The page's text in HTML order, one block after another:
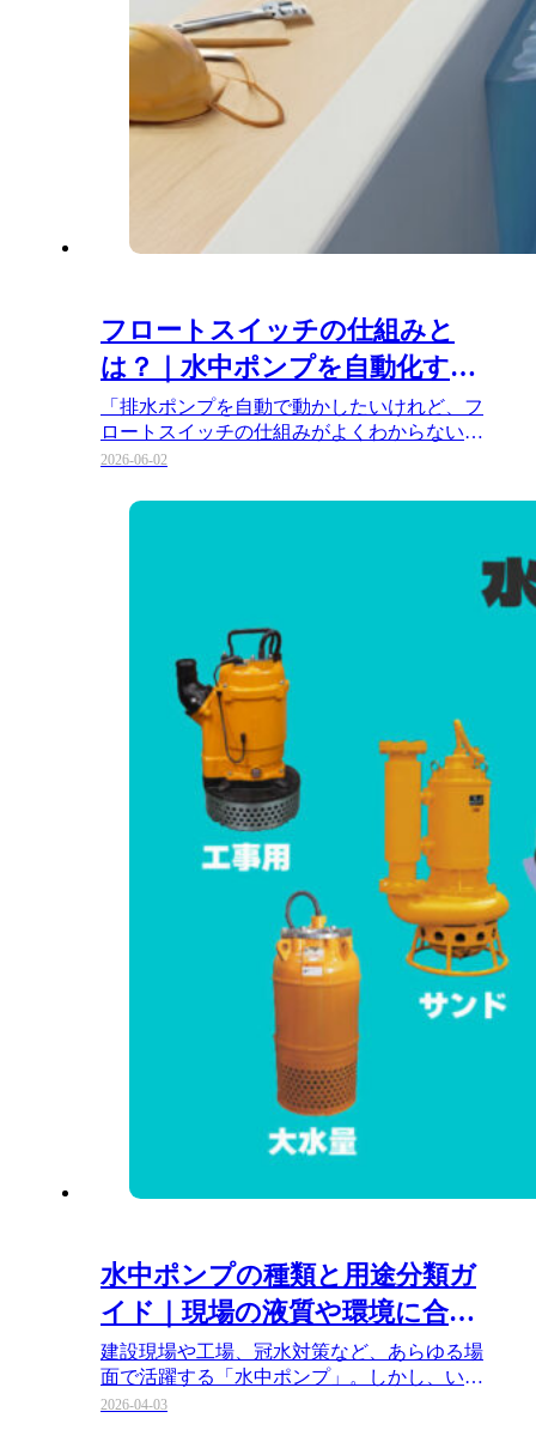
フロートスイッチの仕組みと
は？｜水中ポンプを自動化する
基礎知識
「排水ポンプを自動で動かしたいけれど、フ
ロートスイッチの仕組みがよくわからない」
「現場の環境に合った水位制御の…
2026-06-02
水中ポンプの種類と用途分類ガ
イド｜現場の液質や環境に合わ
せた失敗しない種類選び
建設現場や工場、冠水対策など、あらゆる場
面で活躍する「水中ポンプ」。しかし、いざ
導入しようとすると「工事用、汚…
2026-04-03